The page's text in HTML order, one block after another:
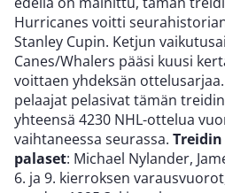
Hurricanes voitti
Stanley Cupin. Ketjun
Canes/Whalers pääsi kuusi
voittaen yhdeksän
pelaajat pelasivat tämän
yhteensä 4230 NHL-ottelua
vaihtaneessa seurassa.
palaset: Michael Nylander,
6. ja 9. kierroksen